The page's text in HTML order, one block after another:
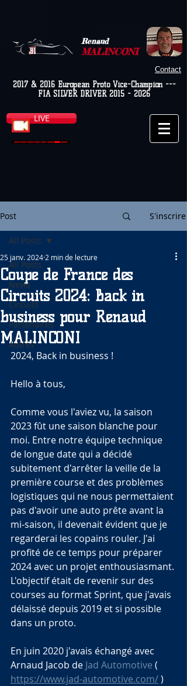
Renaud
MALINCONI
Contact
2017 & 2016 European Proto Vice-Champion ---
FIA SILVER DRIVER 2015 - 2026
LIVE
Post S'inscrire
All Posts
News
Circuits
Partenaires
Autres
All Posts
Coupe de France des
Circuits 2024: Back in
business pour Renaud
MALINCONI
25 janv. 2024 2 min de lecture
2024, Back in business !
Hello à tous,
Comme vous l'aviez vu, la saison
2023 fût une saison blanche pour
moi. Entre notre équipe technique
de longue date qui a décidé
subitement d'arrêter la veille de la
première course et des problèmes
logistiques qui ne nous permettaient
pas d'avoir une auto prête avant la
mi-saison, il devenait évident que je
regarderai les copains rouler. J'ai
profité de ce temps pour préparer
2024 avec un projet enthousiasmant.
L'objectif était de revenir sur des
courses au format Sprint, que j'avais
délaissé depuis 2019 et si possible
dans un proto.
En juin 2020 j'avais échangé avec
Arnaud Jacob de Jad Automotive (
https://www.jad-automotive.com/ )